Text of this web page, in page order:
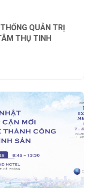
QUẢN TRỊ
THỤ TINH